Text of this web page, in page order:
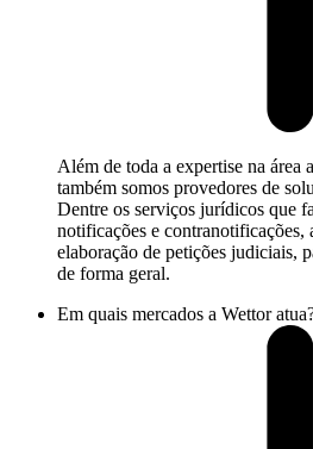
Além de toda a expertise na
também somos provedores de
Dentre os serviços jurídicos que
notificações e contranotificações,
elaboração de petições judiciais,
de forma geral.
Em quais mercados a Wettor